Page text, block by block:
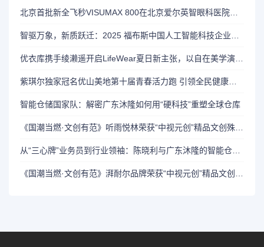
智能仓储国家队：解密广东沐隆如何用“硬科技”重塑全球仓库